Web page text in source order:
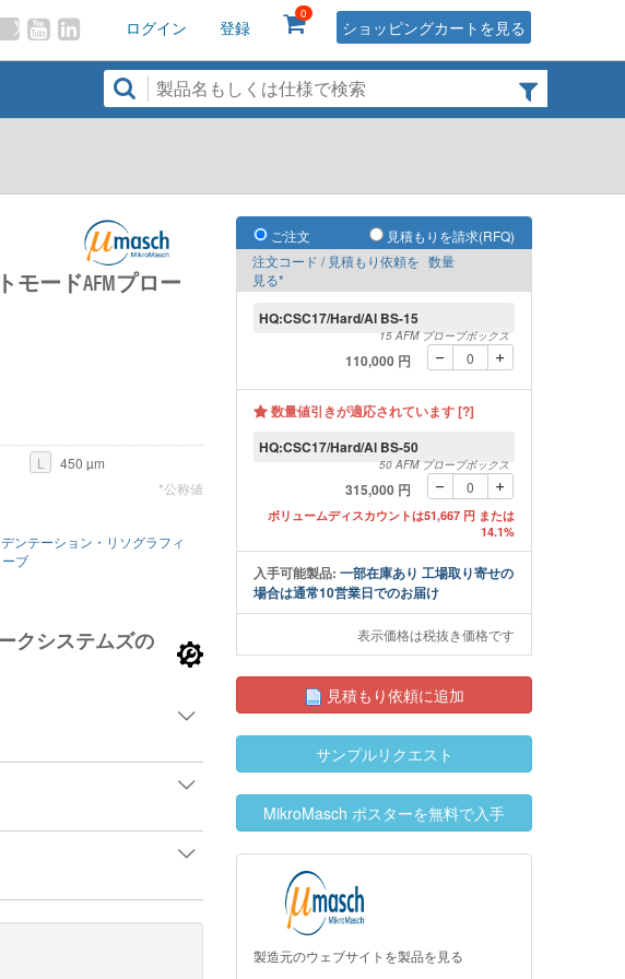
ログイン 登録
0
ショッピングカートを見る
ご注文
見積もりを請求(RFQ)
注文コード / 見積もり依頼を
見る*
数量
HQ:CSC17/Hard/Al BS-15
15 AFM プローブボックス
110,000 円
数量値引きが適応されています [?]
HQ:CSC17/Hard/Al BS-50
50 AFM プローブボックス
315,000 円
ボリュームディスカウントは51,667 円 または
14.1%
入手可能製品: 一部在庫あり 工場取り寄せの
場合は通常10営業日でのお届け
表示価格は税抜き価格です
見積もり依頼に追加
サンプルリクエスト
MikroMasch ポスターを無料で入手
MikroMaschコンタクトモードAFMプローブの探針
ードAFMプロー
L
450 µm
*公称値
ンテーション・リソグラフィ
ブ
クシステムズの
製造元のウェブサイトを製品を見る